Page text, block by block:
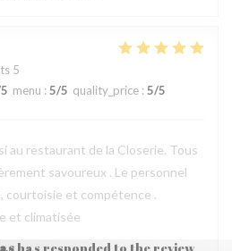
5
menu : 5/5 quality_price : 5/5
au restaurant de la Closerie. Tous
savoureux . Le personnel
courtoisie et compétence .
et climatisée